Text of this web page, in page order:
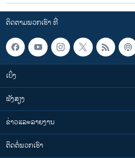
ຕິດຕາມພວກເຮົາ ທີ່
ເບິ່ງ
ຟັງສຽງ
ຂ່າວແລະລາຍງານ
ຕິດຕໍ່ພວກເຮົາ